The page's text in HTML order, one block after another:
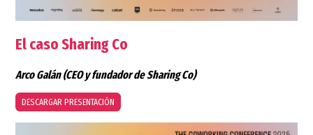
El caso Sharing Co
Arco Galán(CEO y fundador de Sharing Co)
DESCARGAR PRESENTACIÓN